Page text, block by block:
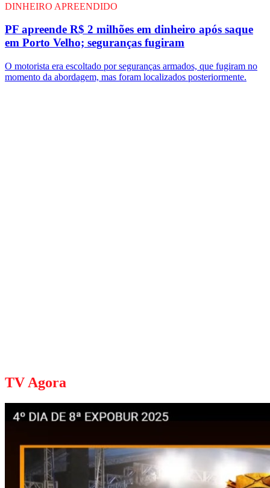
DINHEIRO APREENDIDO
PF apreende R$ 2 milhões em dinheiro após saque
em Porto Velho; seguranças fugiram
O motorista era escoltado por seguranças armados, que fugiram no
momento da abordagem, mas foram localizados posteriormente.
TV Agora